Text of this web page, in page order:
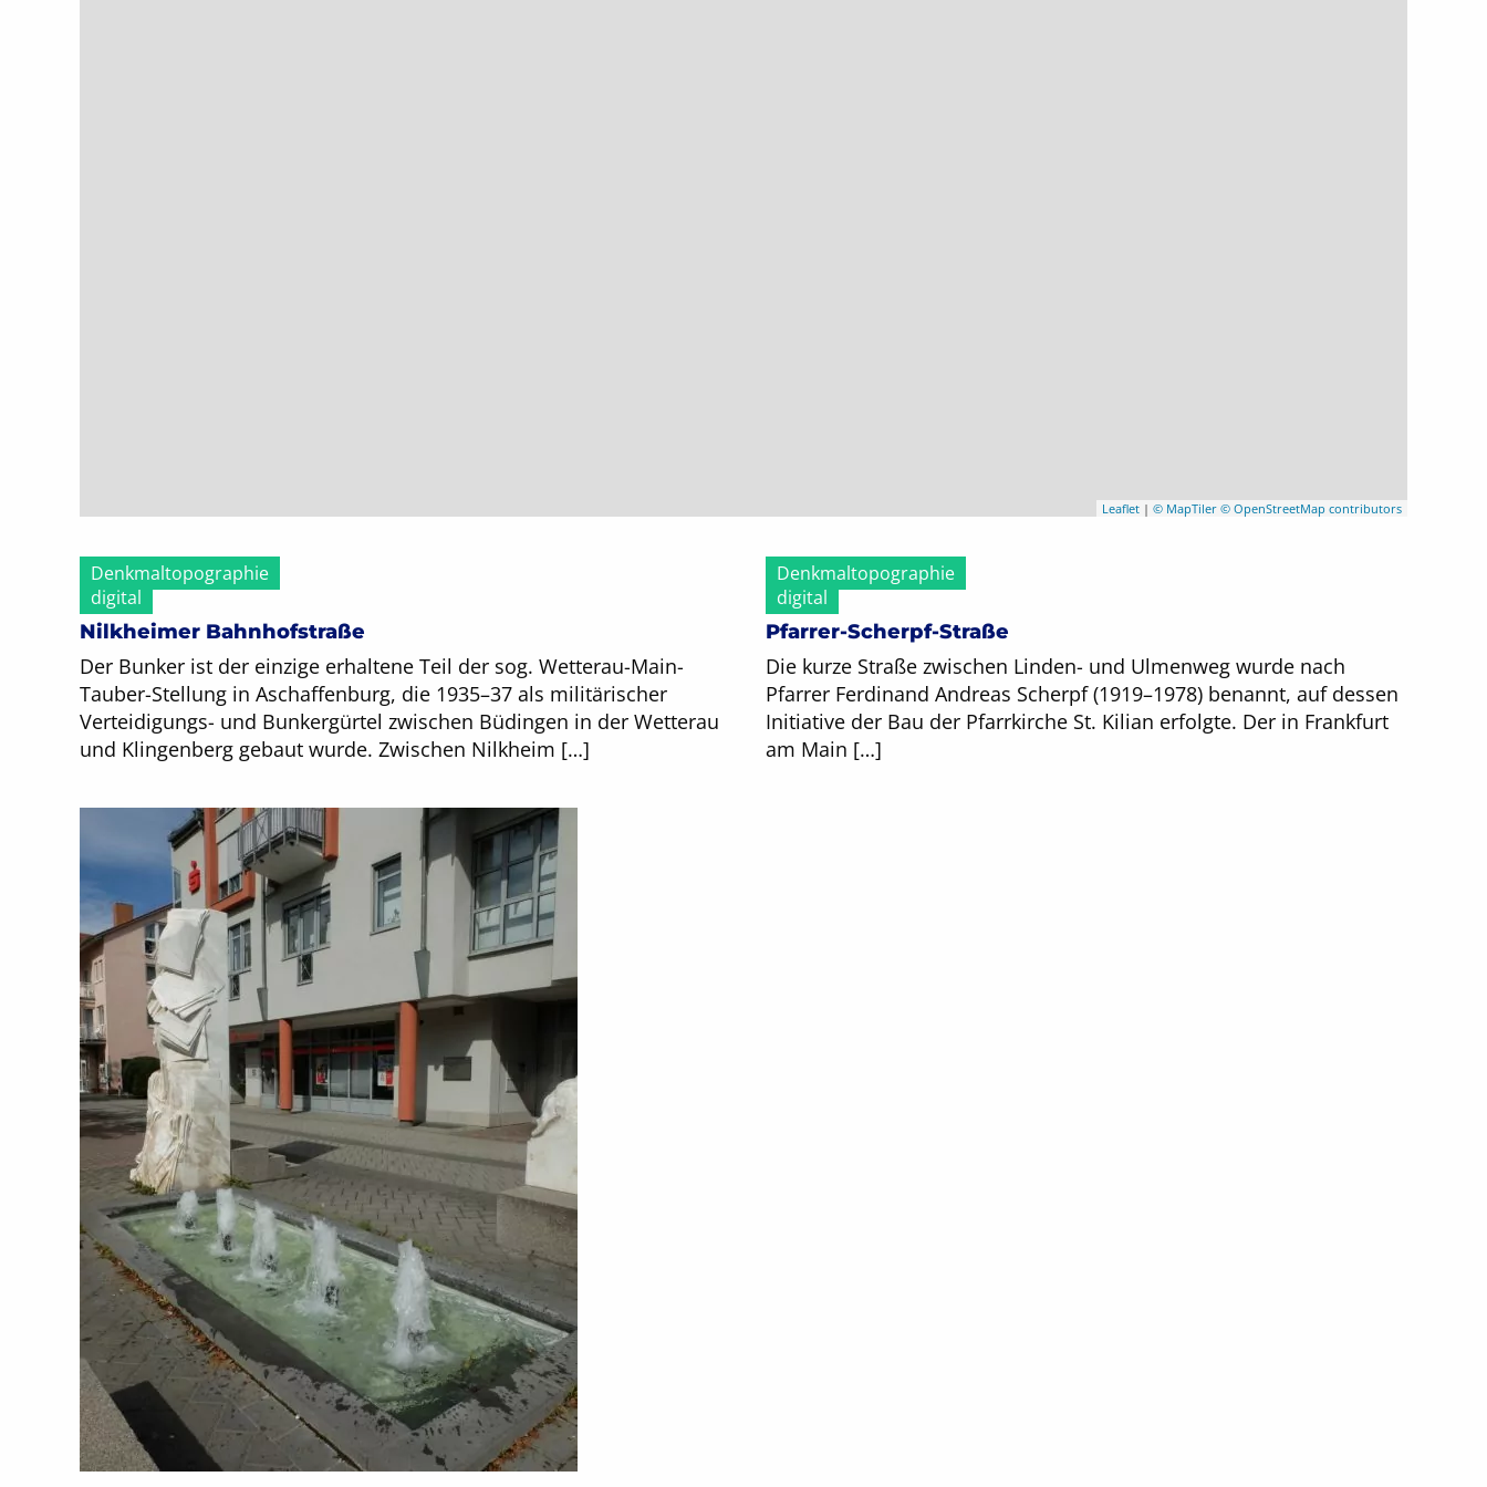
Leaflet | © MapTiler © OpenStreetMap contributors
Denkmaltopographie
digital
Nilkheimer Bahnhofstraße
Der Bunker ist der einzige erhaltene Teil der sog. Wetterau-Main-
Tauber-Stellung in Aschaffenburg, die 1935–37 als militärischer
Verteidigungs- und Bunkergürtel zwischen Büdingen in der Wetterau
und Klingenberg gebaut wurde. Zwischen Nilkheim […]
Denkmaltopographie
digital
Pfarrer-Scherpf-Straße
Die kurze Straße zwischen Linden- und Ulmenweg wurde nach
Pfarrer Ferdinand Andreas Scherpf (1919–1978) benannt, auf dessen
Initiative der Bau der Pfarrkirche St. Kilian erfolgte. Der in Frankfurt
am Main […]